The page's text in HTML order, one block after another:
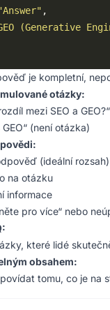
(Generative
je kompletní,
otázky:
mezi SEO a GEO?“
(není otázka)
(ideální rozsah)
na otázku
informace
pro více“ nebo
které lidé
obsahem:
tomu, co je na